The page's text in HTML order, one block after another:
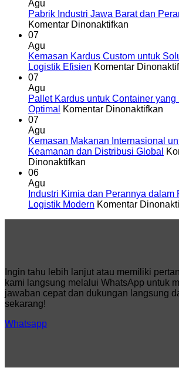
Agu
Pabrik Industri Jawa Barat dan
Komentar Dinonaktifkan
Jawa
Barat
Logistik
Modern
07
Agu
Kemasan Kardus Custom untuk
Logistik Efisien Komentar
07
Agu
Pallet Kardus untuk Container yang
Optimal
Komentar Dinonaktifkan
07
Agu
Kemasan Makanan Internasional
Keamanan dan Distribusi Global
Dinonaktifkan
Internasional
untuk
06
Agu
Industri Kimia dan Perannya dalam
Logistik Modern Komentar
Ingin tahu lebih lanjut atau memiliki
kami langsung melalui WhatsApp untuk
jawaban cepat dan dukungan langsung
sekarang!
Whatsapp